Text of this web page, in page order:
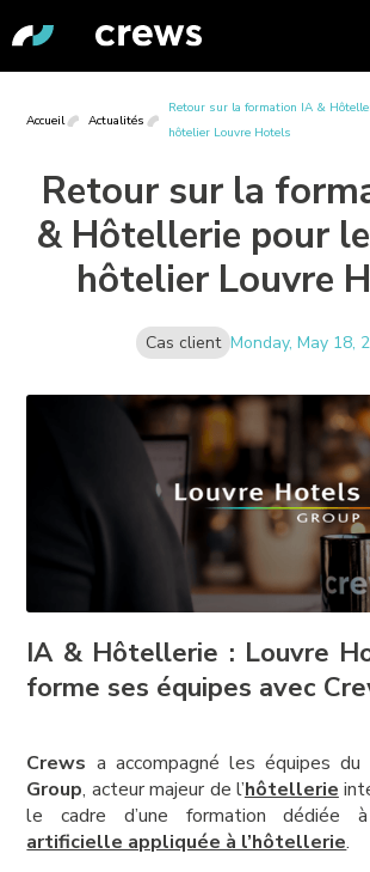
Accueil Actualités
Retour sur la formation IA &
hôtelier Louvre Hotels
Retour sur la
& Hôtellerie pour
hôtelier Louvre
Cas client Monday, May 18,
IA & Hôtellerie : Louvre
forme ses équipes avec
Crews a accompagné les équipes du
Group, acteur majeur de l’hôtellerie
le cadre d’une formation dédiée
artificielle appliquée à l’hôtellerie.